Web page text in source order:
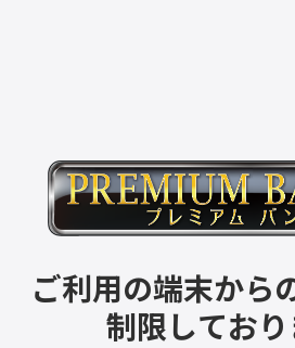
ご利用の端末から
制限しており